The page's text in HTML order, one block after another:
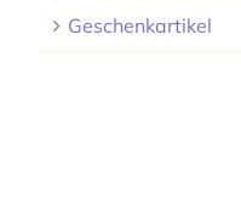
Geschenkartikel